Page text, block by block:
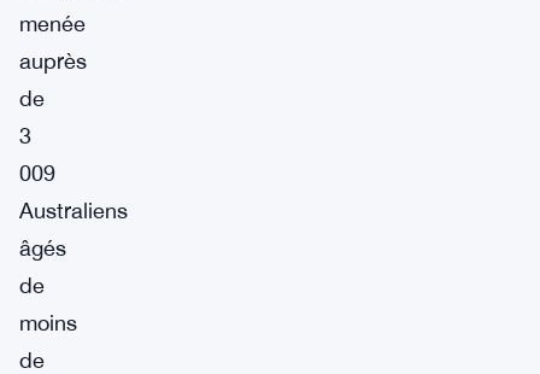
menée
auprès
de
3
009
Australiens
âgés
de
moins
de